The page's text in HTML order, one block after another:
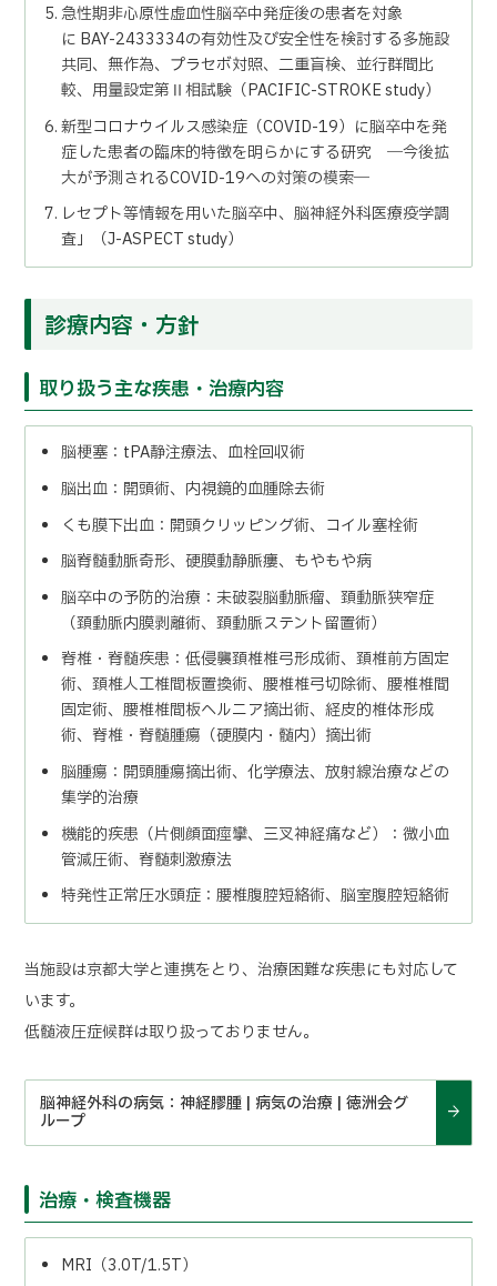
急性期非心原性虚血性脳卒中発症後の患者を対象
に BAY-2433334の有効性及び安全性を検討する多施設
共同、無作為、プラセボ対照、二重盲検、並行群間比
較、用量設定第Ⅱ相試験（PACIFIC-STROKE study）
新型コロナウイルス感染症（COVID-19） に脳卒中を発
症した患者の臨床的特徴を明らかにする研究 ―今後拡
大が予測されるCOVID-19への対策の模索―
レセプト等情報を用いた脳卒中、脳神経外科医療疫学調
査」（J-ASPECT study）
診療内容・方針
取り扱う主な疾患・治療内容
脳梗塞：tPA静注療法、血栓回収術
脳出血：開頭術、内視鏡的血腫除去術
くも膜下出血：開頭クリッピング術、コイル塞栓術
脳脊髄動脈奇形、硬膜動静脈瘻、もやもや病
脳卒中の予防的治療：未破裂脳動脈瘤、頚動脈狭窄症
（頚動脈内膜剥離術、頚動脈ステント留置術）
脊椎・脊髄疾患：低侵襲頚椎椎弓形成術、頚椎前方固定
術、頚椎人工椎間板置換術、腰椎椎弓切除術、腰椎椎間
固定術、腰椎椎間板ヘルニア摘出術、経皮的椎体形成
術、脊椎・脊髄腫瘍（硬膜内・髄内）摘出術
脳腫瘍：開頭腫瘍摘出術、化学療法、放射線治療などの
集学的治療
機能的疾患（片側顔面痙攣、三叉神経痛など）：微小血
管減圧術、脊髄刺激療法
特発性正常圧水頭症：腰椎腹腔短絡術、脳室腹腔短絡術
当施設は京都大学と連携をとり、治療困難な疾患にも対応して
います。
低髄液圧症候群は取り扱っておりません。
脳神経外科の病気：神経膠腫 | 病気の治療 | 徳洲会グ
ループ
治療・検査機器
MRI（3.0T/1.5T）